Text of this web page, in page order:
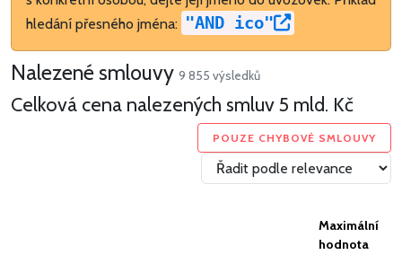
hledání přesného jména: "AND ico"
Nalezené smlouvy 9 855 výsledků
Celková cena nalezených smluv5 mld. Kč
POUZE CHYBOVÉ SMLOUVY
Maximální
hodnota